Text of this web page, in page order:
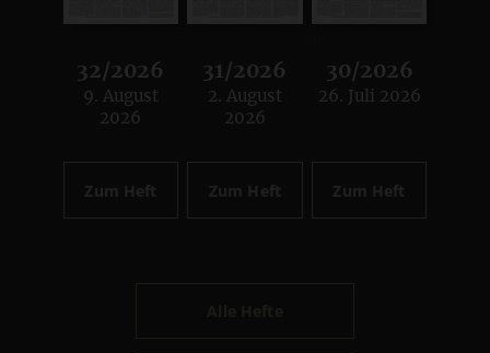
32/2026
:
9. August
2026
Zum Heft
31/2026
:
2. August
2026
Zum Heft
30/2026
:
26. Juli 2026
Zum Heft